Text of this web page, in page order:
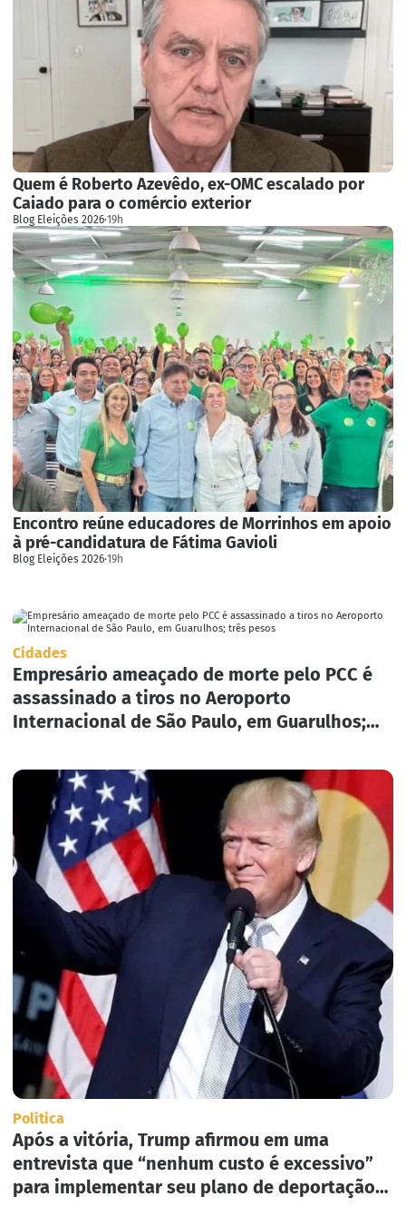
Quem é Roberto Azevêdo, ex-OMC escalado por
Caiado para o comércio exterior
Blog Eleições 2026·19h
Encontro reúne educadores de Morrinhos em apoio
à pré-candidatura de Fátima Gavioli
Blog Eleições 2026·19h
Cidades
Empresário ameaçado de morte pelo PCC é
assassinado a tiros no Aeroporto
Internacional de São Paulo, em Guarulhos;
Política
Após a vitória, Trump afirmou em uma
entrevista que “nenhum custo é excessivo”
para implementar seu plano de deportação